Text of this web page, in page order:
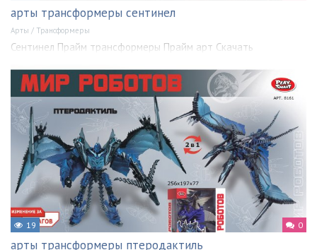
арты трансформеры сентинел
Арты / Трансформеры
Сентинел Прайм трансформеры Прайм арт Скачать
19 0
арты трансформеры птеродактиль